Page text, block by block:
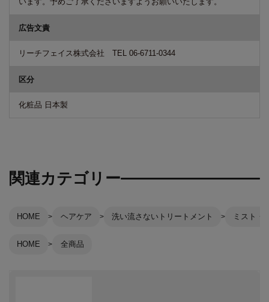
広告文責
リーチフェイス株式会社 TEL 06-6711-0344
区分
化粧品 日本製
関連カテゴリー
HOME ヘアケア 洗い流さないトリートメント ミスト・
HOME 全商品